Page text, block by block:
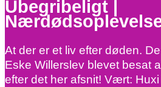
Ubegribeligt |
At der er et liv efter døden.
Eske Willerslev blevet besat
efter det her afsnit! Vært: